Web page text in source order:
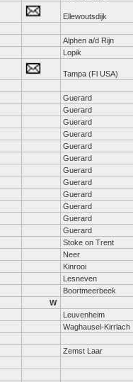
Ellewoutsdijk
Alphen a/d Rijn
Lopik
Tampa (Fl USA)
Guerard
Guerard
Guerard
Guerard
Guerard
Guerard
Guerard
Guerard
Guerard
Guerard
Guerard
Guerard
Stoke on Trent
Neer
Kinrooi
Lesneven
Boortmeerbeek
W
Leuvenheim
Waghausel-Kirrlach
Zemst Laar